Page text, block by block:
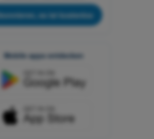
es ist kostenlos
Mobile apps entdecken